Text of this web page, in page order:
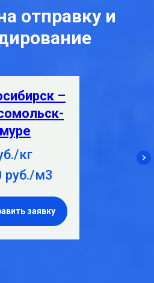
отправку и
–
кг
руб./м3
заявку